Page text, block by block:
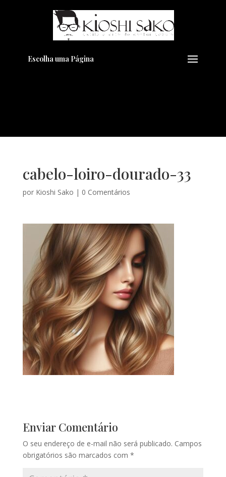
Escolha uma Página
cabelo-loiro-dourado-33
por Kioshi Sako | 0 Comentários
Enviar Comentário
O seu endereço de e-mail não será publicado. Campos
obrigatórios são marcados com *
Pensando em transformar seu
Visual??